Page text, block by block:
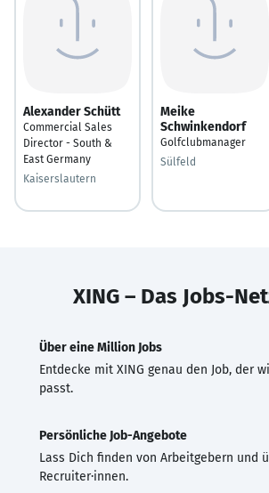
Alexander Schütt
Commercial Sales
Director - South &
East Germany
Kaiserslautern
Meike
Schwinkendorf
Golfclubmanager
Sülfeld
XING – Das Jobs-
Über eine Million Jobs
Entdecke mit XING genau den Job, der
passt.
Persönliche Job-Angebote
Lass Dich finden von Arbeitgebern und
Recruiter·innen.